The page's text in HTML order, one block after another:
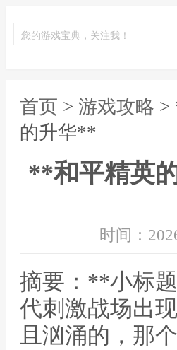
您的游戏宝典，关注我！
首页 > 游戏攻略 >
的升华**
**和平精英
时间：
摘要：**小标
代刺激战场出
且汹涌的，那